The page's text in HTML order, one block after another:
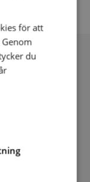
för att
du